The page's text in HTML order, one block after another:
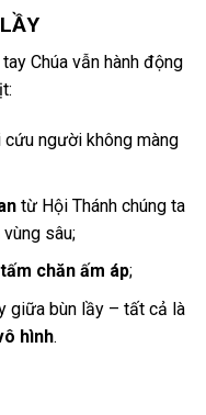
Chúa vẫn hành động
người không màng
từ Hội Thánh chúng ta
sâu;
chăn ấm áp;
giữa bùn lầy – tất cả là
hình.